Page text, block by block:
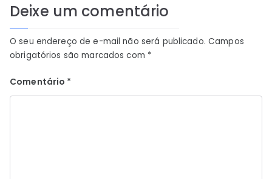
Deixe um comentário
O seu endereço de e-mail não será publicado. Campos
obrigatórios são marcados com *
Comentário *